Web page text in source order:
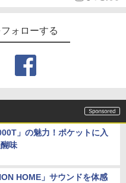
ォローする
」の魅力！ポケットに入
味
HOME」サウンドを体感